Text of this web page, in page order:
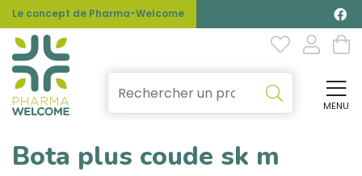
Le concept de Pharma-Welcome
MENU
Bota plus coude sk m